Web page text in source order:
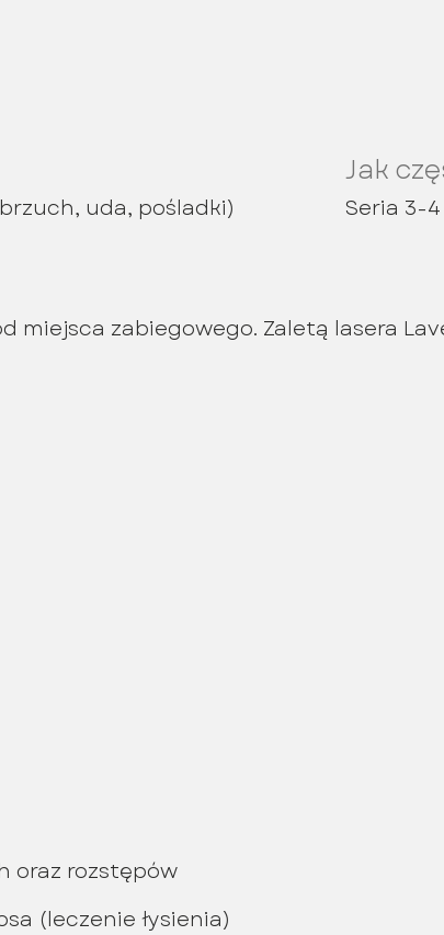
uda, pośladki)
Jak
Seria 3-
miejsca zabiegowego. Zaletą lasera
oraz rozstępów
(leczenie łysienia)